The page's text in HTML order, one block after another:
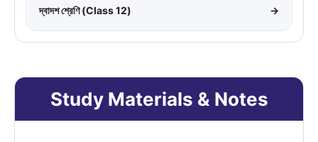
দ্বাদশ শ্রেণি (Class 12) →
Study Materials & Notes